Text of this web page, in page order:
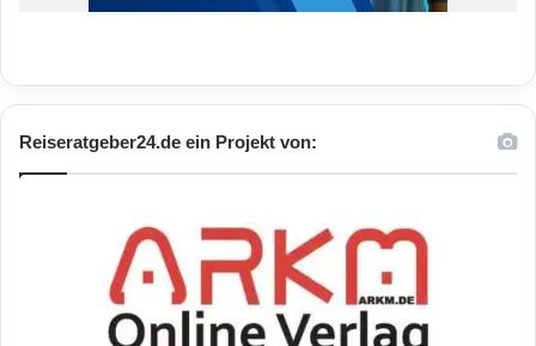
Reiseratgeber24.de ein Projekt von: